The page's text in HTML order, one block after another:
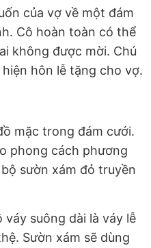
của vợ về một đám
Cô hoàn toàn có thể
không được mời. Chú
hôn lễ tặng cho vợ.
mặc trong đám cưới.
phong cách phương
sườn xám đỏ truyền
váy suông dài là váy lễ
Sườn xám sẽ dùng